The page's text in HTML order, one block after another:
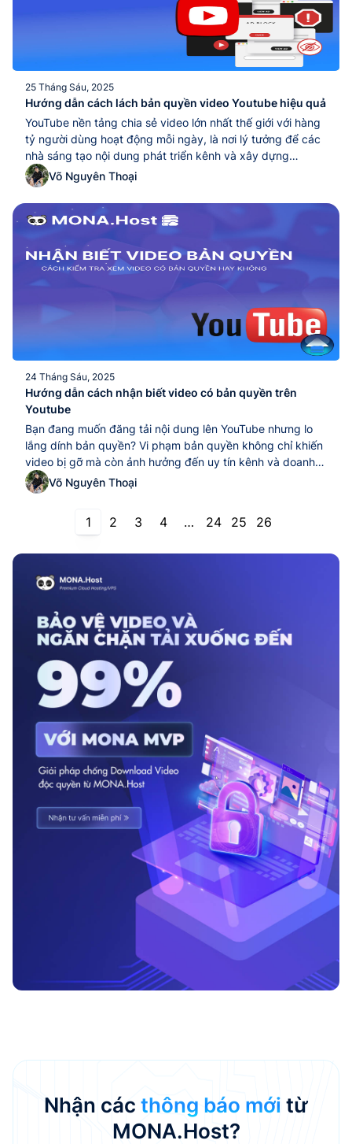
25 Tháng Sáu, 2025
Hướng dẫn cách lách bản quyền video Youtube hiệu quả
YouTube nền tảng chia sẻ video lớn nhất thế giới với hàng
tỷ người dùng hoạt động mỗi ngày, là nơi lý tưởng để các
nhà sáng tạo nội dung phát triển kênh và xây dựng
thương hiệu cá nhân. Tuy nhiên, vấn đề vi phạm bản
quyền luôn là một rào cản lớn, khiến...
Võ Nguyên Thoại
24 Tháng Sáu, 2025
Hướng dẫn cách nhận biết video có bản quyền trên
Youtube
Bạn đang muốn đăng tải nội dung lên YouTube nhưng lo
lắng dính bản quyền? Vi phạm bản quyền không chỉ khiến
video bị gỡ mà còn ảnh hưởng đến uy tín kênh và doanh
thu. Vì vậy, việc check bản quyền video YouTube trước khi
đăng là cực kỳ quan trọng. Trong bài viết...
Võ Nguyên Thoại
1 2 3 4 … 24 25 26
Nhận các thông báo mới từ
MONA.Host?